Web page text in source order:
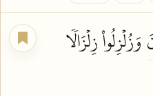
وَزُلۡزِلُواْ زِلۡزَالٗا